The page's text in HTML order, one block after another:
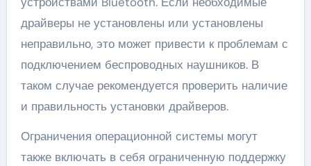
драйверы не установлены или установлены
неправильно, это может привести к проблемам с
подключением беспроводных наушников. В
таком случае рекомендуется проверить наличие
и правильность установки драйверов.
Ограничения операционной системы могут
также включать в себя ограниченную поддержку